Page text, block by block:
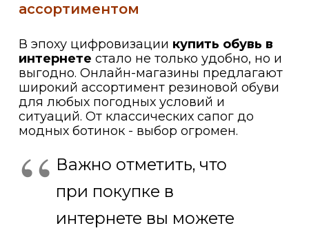
ассортиментом
В эпоху цифровизации купить обувь в
интернете стало не только удобно, но и
выгодно. Онлайн-магазины предлагают
широкий ассортимент резиновой обуви
для любых погодных условий и
ситуаций. От классических сапог до
модных ботинок - выбор огромен.
Важно отметить, что
при покупке в
интернете вы можете